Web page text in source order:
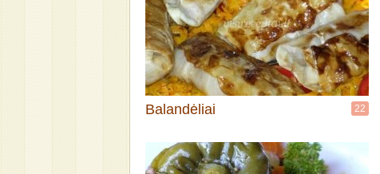
Balandėliai 22